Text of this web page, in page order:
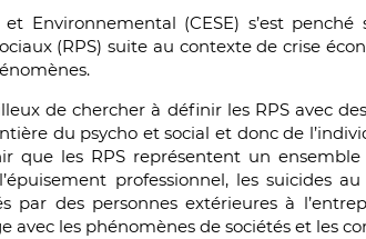
Environnemental (CESE) s’est
(RPS) suite au contexte de crise
de chercher à définir les RPS avec
du psycho et social et donc de
que les RPS représentent un
professionnel, les suicides
par des personnes extérieures à
avec les phénomènes de sociétés et les